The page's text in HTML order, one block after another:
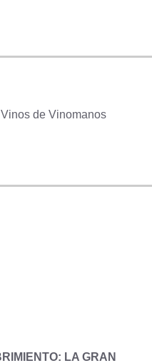
de Vinomanos
LA GRAN